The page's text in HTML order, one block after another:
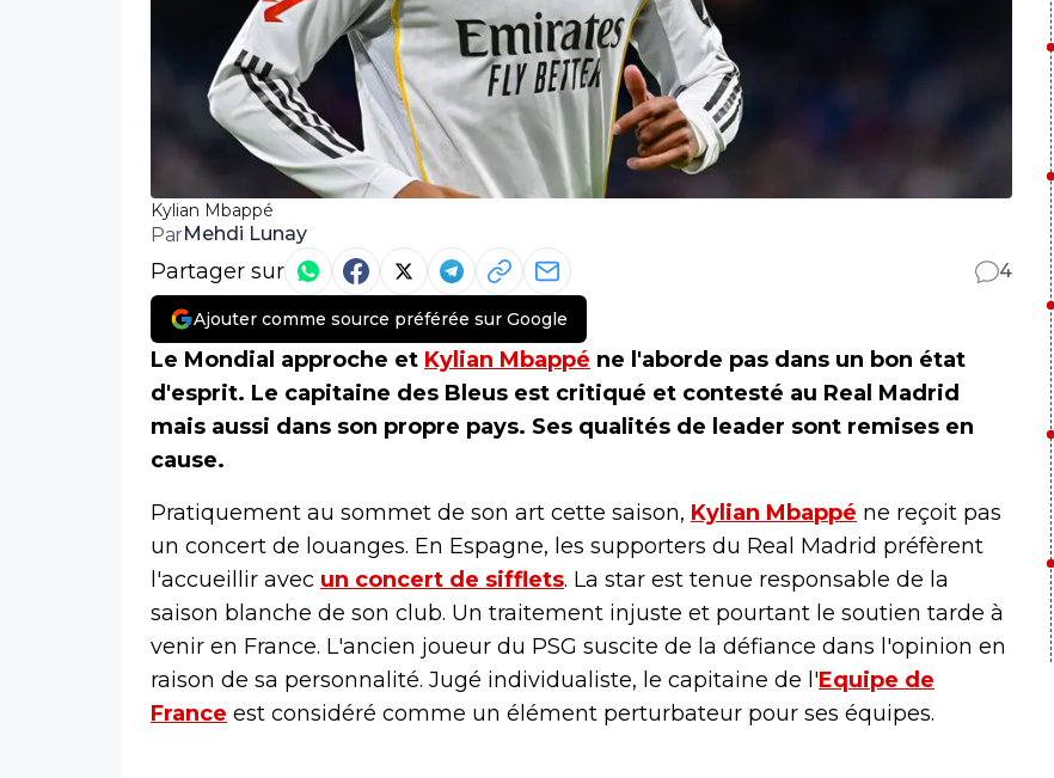
Kylian Mbappé
ParMehdi Lunay
Partager sur 4
Ajouter comme source préférée sur Google
Le Mondial approche et Kylian Mbappé ne l'aborde pas dans un bon état
d'esprit. Le capitaine des Bleus est critiqué et contesté au Real Madrid
mais aussi dans son propre pays. Ses qualités de leader sont remises en
cause.
Pratiquement au sommet de son art cette saison, Kylian Mbappé ne reçoit pas
un concert de louanges. En Espagne, les supporters du Real Madrid préfèrent
l'accueillir avec un concert de sifflets. La star est tenue responsable de la
saison blanche de son club. Un traitement injuste et pourtant le soutien tarde à
venir en France. L'ancien joueur du PSG suscite de la défiance dans l'opinion en
raison de sa personnalité. Jugé individualiste, le capitaine de l'Equipe de
France est considéré comme un élément perturbateur pour ses équipes.